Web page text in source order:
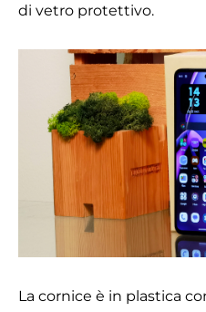
di vetro protettivo.
La cornice è in plastica